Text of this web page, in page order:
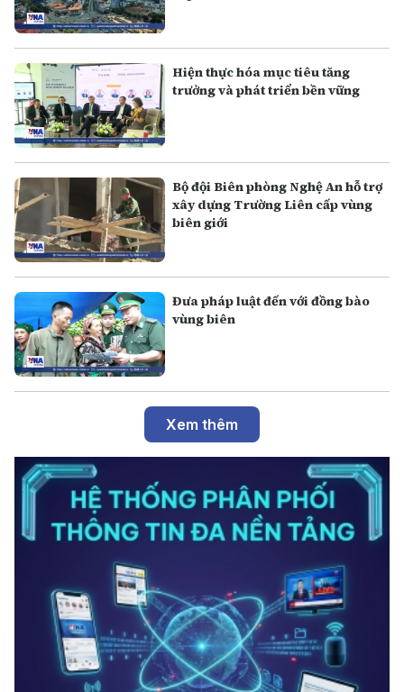
Hiện thực hóa mục tiêu tăng
trưởng và phát triển bền vững
Bộ đội Biên phòng Nghệ An hỗ trợ
xây dựng Trường Liên cấp vùng
biên giới
Đưa pháp luật đến với đồng bào
vùng biên
Xem thêm